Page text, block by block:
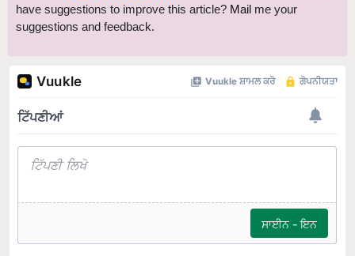
have suggestions to improve this article? Mail me your
suggestions and feedback.